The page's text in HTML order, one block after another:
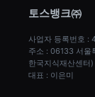
토스뱅크㈜
사업자 등록번호 :
주소 : 06133 서울
한국지식재산센터)
대표 : 이은미